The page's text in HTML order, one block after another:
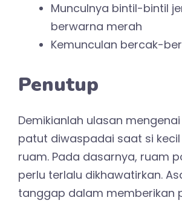
Munculnya bintil-bintil
berwarna merah
Kemunculan bercak-
Penutup
Demikianlah ulasan
patut diwaspadai saat si
ruam. Pada dasarnya, ruam
perlu terlalu dikhawatirkan.
tanggap dalam memberikan